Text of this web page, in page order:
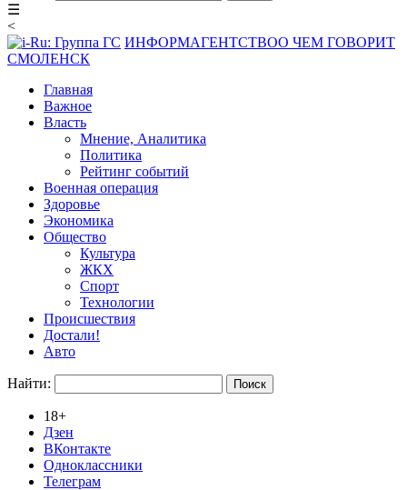
☰
<
ИНФОРМАГЕНТСТВОО ЧЕМ ГОВОРИТ
СМОЛЕНСК
Главная
Важное
Власть
Мнение, Аналитика
Политика
Рейтинг событий
Военная операция
Здоровье
Экономика
Общество
Культура
ЖКХ
Спорт
Технологии
Происшествия
Достали!
Авто
Найти:
18+
Дзен
ВКонтакте
Одноклассники
Телеграм